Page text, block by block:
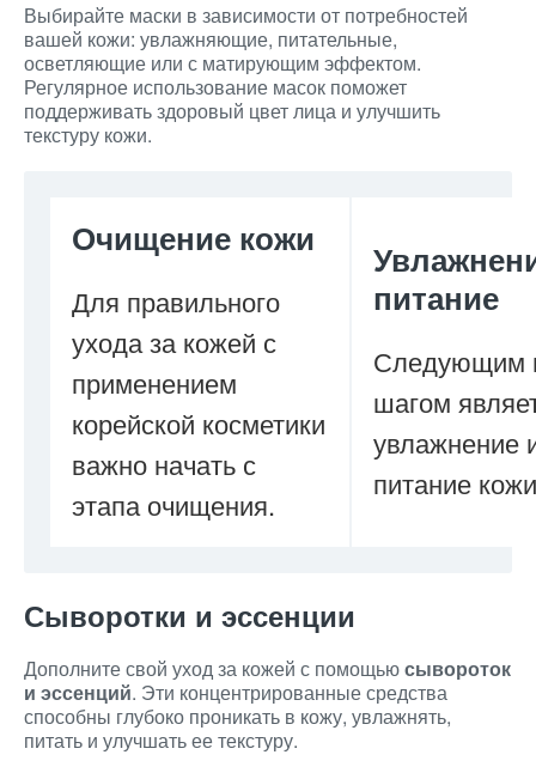
Выбирайте маски в зависимости от потребностей
вашей кожи: увлажняющие, питательные,
осветляющие или с матирующим эффектом.
Регулярное использование масок поможет
поддерживать здоровый цвет лица и улучшить
текстуру кожи.
Очищение кожи
Для правильного
ухода за кожей с
применением
корейской косметики
важно начать с
этапа очищения.
питание
Следующим
шагом
увлажнение
питание
Сыворотки и эссенции
Дополните свой уход за кожей с помощьюсывороток
и эссенций. Эти концентрированные средства
способны глубоко проникать в кожу, увлажнять,
питать и улучшать ее текстуру.